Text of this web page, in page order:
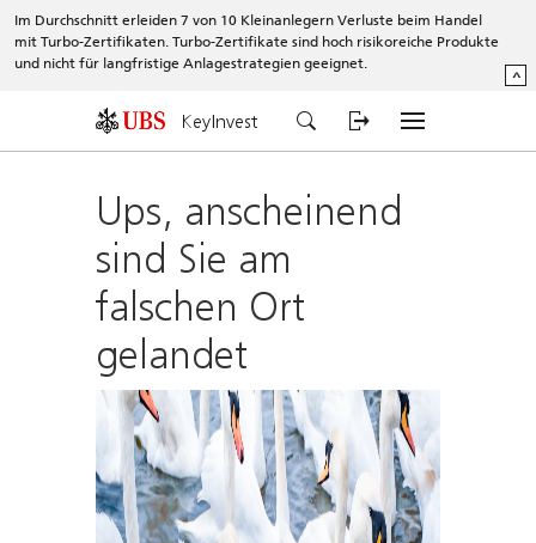
Im Durchschnitt erleiden 7 von 10 Kleinanlegern Verluste beim Handel
mit Turbo-Zertifikaten. Turbo-Zertifikate sind hoch risikoreiche Produkte
und nicht für langfristige Anlagestrategien geeignet.
^
KeyInvest
Ups, anscheinend
sind Sie am
falschen Ort
gelandet